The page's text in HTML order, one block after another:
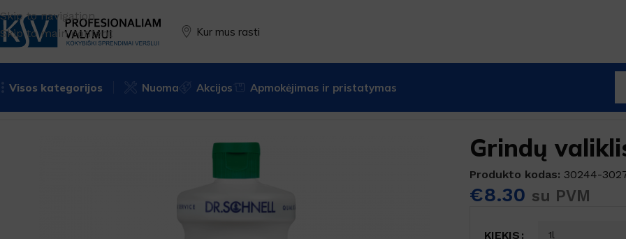
Skip to navigation
Skip to main content
Kur mus rasti
Visos kategorijos Nuoma Akcijos
Apmokėjimas ir pristatymas
Grindų
Produkto kodas: 30244-
€8.30 su PVM
KIEKIS